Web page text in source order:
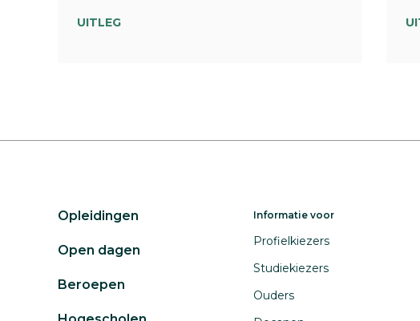
UITLEG
Opleidingen
Open dagen
Beroepen
Informatie voor
Profielkiezers
Studiekiezers
Ouders